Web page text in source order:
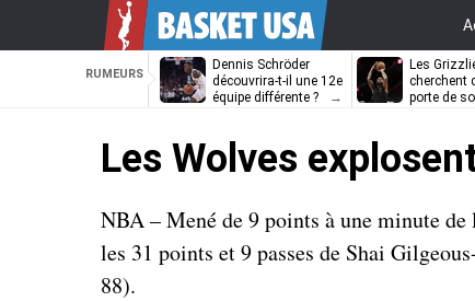
RUMEURS
Dennis Schröder
découvrira-t-il une 12e
équipe différente ?
Les
cherchent
porte de
Les Wolves
NBA – Mené de 9 points à une minute
les 31 points et 9 passes de Shai
88).